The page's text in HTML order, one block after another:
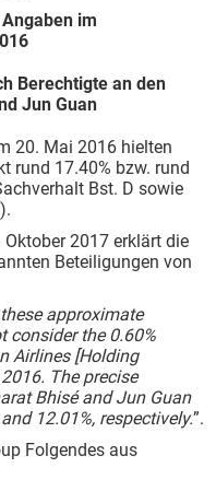
im
Berechtigte an den
Jun Guan
20. Mai 2016 hielten
rund 17.40% bzw. rund
Bst. D sowie
2017 erklärt die
Beteiligungen von
approximate
consider the 0.60%
Airlines [Holding
The precise
Bhisé and Jun Guan
12.01%, respectively.”.
Folgendes aus